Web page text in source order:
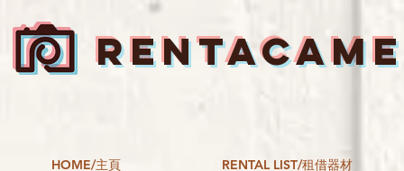
HOME/主頁 RENTAL LIST/租借器材